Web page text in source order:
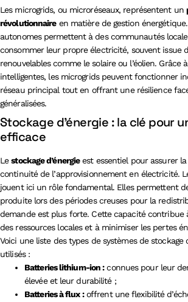
Les microgrids, ou microréseaux, représentent un
révolutionnaireen matière de gestion énergétique.
autonomes permettent à des communautés
consommer leur propre électricité, souvent issue
renouvelables comme le solaire ou l’éolien. Grâce
intelligentes, les microgrids peuvent fonctionner
réseau principal tout en offrant une résilience
généralisées.
Stockage d’énergie : la clé pour
efficace
Lestockage d’énergieest essentiel pour assurer
continuité de l’approvisionnement en électricité.
jouent ici un rôle fondamental. Elles permettent
produite lors des périodes creuses pour la
demande est plus forte. Cette capacité contribue
des ressources locales et à minimiser les pertes
Voici une liste des types de systèmes de stockage
utilisés :
Batteries lithium-ion :connues pour leur
élevée et leur durabilité ;
Batteries à flux :offrent une flexibilité